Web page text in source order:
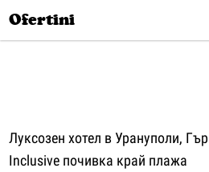
Ofertini
Луксозен хотел в Урануполи,
Inclusive почивка край плажа